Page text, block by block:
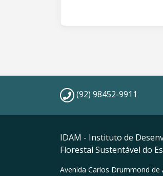
(92) 98452-9911
IDAM - Instituto de
Florestal Sustentável do
Avenida Carlos Drummond de